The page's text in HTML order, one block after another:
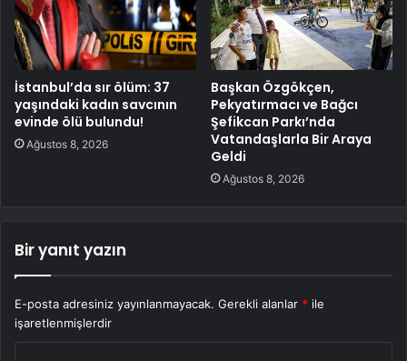
İstanbul’da sır ölüm: 37
yaşındaki kadın savcının
evinde ölü bulundu!
Ağustos 8, 2026
Başkan Özgökçen,
Pekyatırmacı ve Bağcı
Şefikcan Parkı’nda
Vatandaşlarla Bir Araya
Geldi
Ağustos 8, 2026
Bir yanıt yazın
E-posta adresiniz yayınlanmayacak. Gerekli alanlar * ile
işaretlenmişlerdir